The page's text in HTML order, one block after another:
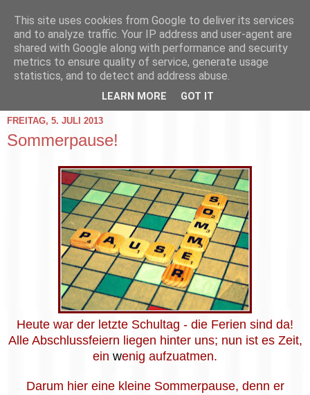
FREITAG, 5. JULI 2013
Sommerpause!
Heute war der letzte Schultag - die Ferien sind da!
Alle Abschlussfeiern liegen hinter uns; nun ist es Zeit,
ein wenig aufzuatmen.
Darum hier eine kleine Sommerpause, denn er
This site uses cookies from Google to deliver its services
and to analyze traffic. Your IP address and user-agent are
shared with Google along with performance and security
metrics to ensure quality of service, generate usage
statistics, and to detect and address abuse.
LEARN MORE GOT IT